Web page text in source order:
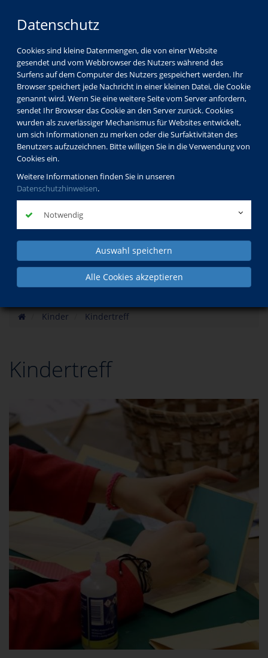
Datenschutz
Cookies sind kleine Datenmengen, die von einer Website
gesendet und vom Webbrowser des Nutzers während des
Surfens auf dem Computer des Nutzers gespeichert werden. Ihr
Browser speichert jede Nachricht in einer kleinen Datei, die Cookie
genannt wird. Wenn Sie eine weitere Seite vom Server anfordern,
sendet Ihr Browser das Cookie an den Server zurück. Cookies
wurden als zuverlässiger Mechanismus für Websites entwickelt,
um sich Informationen zu merken oder die Surfaktivitäten des
Benutzers aufzuzeichnen. Bitte willigen Sie in die Verwendung von
Cookies ein.
Weitere Informationen finden Sie in unseren
Datenschutzhinweisen.
Notwendig
Auswahl speichern
Alle Cookies akzeptieren
Kinder
Jugendliche
Familien
Schul- und Jugendsozialarbeit
Kinder Kindertreff
Kindertreff